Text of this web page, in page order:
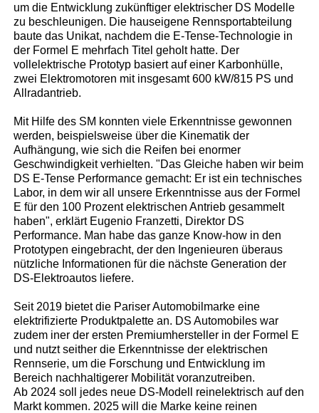
um die Entwicklung zukünftiger elektrischer DS Modelle
zu beschleunigen. Die hauseigene Rennsportabteilung
baute das Unikat, nachdem die E-Tense-Technologie in
der Formel E mehrfach Titel geholt hatte. Der
vollelektrische Prototyp basiert auf einer Karbonhülle,
zwei Elektromotoren mit insgesamt 600 kW/815 PS und
Allradantrieb.
Mit Hilfe des SM konnten viele Erkenntnisse gewonnen
werden, beispielsweise über die Kinematik der
Aufhängung, wie sich die Reifen bei enormer
Geschwindigkeit verhielten. "Das Gleiche haben wir beim
DS E-Tense Performance gemacht: Er ist ein technisches
Labor, in dem wir all unsere Erkenntnisse aus der Formel
E für den 100 Prozent elektrischen Antrieb gesammelt
haben", erklärt Eugenio Franzetti, Direktor DS
Performance. Man habe das ganze Know-how in den
Prototypen eingebracht, der den Ingenieuren überaus
nützliche Informationen für die nächste Generation der
DS-Elektroautos liefere.
Seit 2019 bietet die Pariser Automobilmarke eine
elektrifizierte Produktpalette an. DS Automobiles war
zudem iner der ersten Premiumhersteller in der Formel E
und nutzt seither die Erkenntnisse der elektrischen
Rennserie, um die Forschung und Entwicklung im
Bereich nachhaltigerer Mobilität voranzutreiben.
Ab 2024 soll jedes neue DS-Modell reinelektrisch auf den
Markt kommen. 2025 will die Marke keine reinen